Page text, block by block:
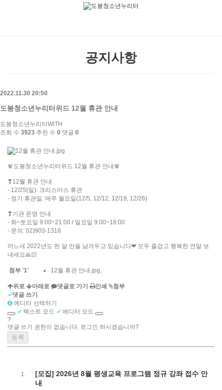
공지사항
2022.11.30 20:50
도봉청소년누리터위드 12월 휴관 안내
도봉청소년누리터WiTH
조회 수 3923 추천 수 0 댓글 0
🧣도봉청소년누리터위드 12월 휴관 안내🧣
❣12월 휴관 안내
- 12/25(일): 크리스마스 휴관
- 정기 휴관일: 매주 월요일(12/5, 12/12, 12/19, 12/26)
❣기관 운영 안내
- 화~토요일 9:00~21:00 / 일요일 9:00~18:00
- 문의: 02)903-1318
어느새 2022년도 한 달 만을 남겨두고 있습니다❤ 모두 즐겁고 행복한 연말 보
내세요🙏🏻
첨부 '1' 12월 휴관 안내.jpg,
위로 아래로 댓글로 가기 인쇄
첨부
✔댓글 쓰기
에디터 선택하기
✔ 텍스트 모드 ✔에디터 모드
?
댓글 쓰기 권한이 없습니다. 로그인 하시겠습니까?
[모집] 2026년 8월 평생교육 프로그램 정규 강좌 접수 안
내